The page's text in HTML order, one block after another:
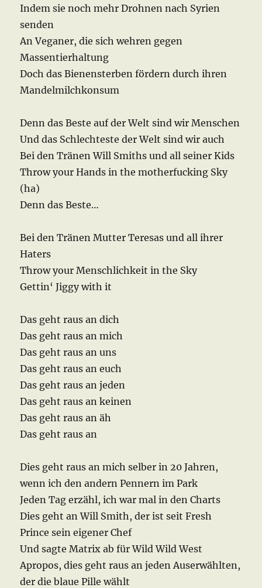
Indem sie noch mehr Drohnen nach Syrien
senden
An Veganer, die sich wehren gegen
Massentierhaltung
Doch das Bienensterben fördern durch ihren
Mandelmilchkonsum
Denn das Beste auf der Welt sind wir Menschen
Und das Schlechteste der Welt sind wir auch
Bei den Tränen Will Smiths und all seiner Kids
Throw your Hands in the motherfucking Sky
(ha)
Denn das Beste…
Bei den Tränen Mutter Teresas und all ihrer
Haters
Throw your Menschlichkeit in the Sky
Gettin‘ Jiggy with it
Das geht raus an dich
Das geht raus an mich
Das geht raus an uns
Das geht raus an euch
Das geht raus an jeden
Das geht raus an keinen
Das geht raus an äh
Das geht raus an
Dies geht raus an mich selber in 20 Jahren,
wenn ich den andern Pennern im Park
Jeden Tag erzähl, ich war mal in den Charts
Dies geht an Will Smith, der ist seit Fresh
Prince sein eigener Chef
Und sagte Matrix ab für Wild Wild West
Apropos, dies geht raus an jeden Auserwählten,
der die blaue Pille wählt